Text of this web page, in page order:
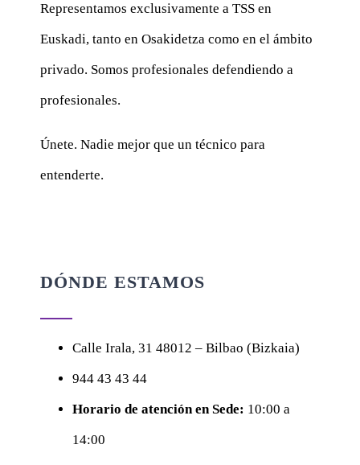
Representamos exclusivamente a TSS en
Euskadi, tanto en Osakidetza como en el ámbito
privado. Somos profesionales defendiendo a
profesionales.
Únete. Nadie mejor que un técnico para
entenderte.
DÓNDE ESTAMOS
Calle Irala, 31 48012 – Bilbao (Bizkaia)
944 43 43 44
Horario de atención en Sede: 10:00 a
14:00